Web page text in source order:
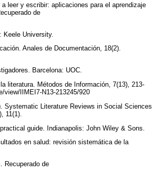
leer y escribir: aplicaciones para el aprendizaje
de
University.
Anales de Documentación, 18(2).
Barcelona: UOC.
literatura. Métodos de Información, 7(13), 213-
view/IIMEI7-N13-213245/920
Systematic Literature Reviews in Social Sciences
11(1).
guide. Indianapolis: John Wiley & Sons.
en salud: revisión sistemática de la
Recuperado de